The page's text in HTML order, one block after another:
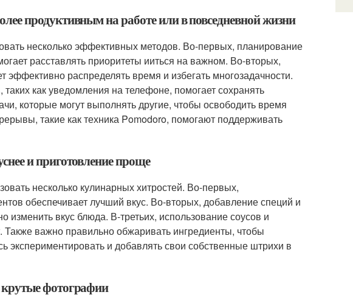
продуктивным на работе или в повседневной жизни
несколько эффективных методов. Во-первых, планирование
расставлять приоритеты ииться на важном. Во-вторых,
эффективно распределять время и избегать многозадачности.
как уведомления на телефоне, помогает сохранять
которые могут выполнять другие, чтобы освободить время
такие как техника Pomodoro, помогают поддерживать
и приготовление проще
несколько кулинарных хитростей. Во-первых,
обеспечивает лучший вкус. Во-вторых, добавление специй и
вкус блюда. В-третьих, использование соусов и
важно правильно обжаривать ингредиенты, чтобы
экспериментировать и добавлять свои собственные штрихи в
фотографии